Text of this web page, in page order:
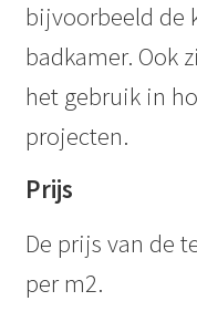
bijvoorbeeld de
badkamer. Ook
het gebruik in
projecten.
Prijs
De prijs van de
per m2.